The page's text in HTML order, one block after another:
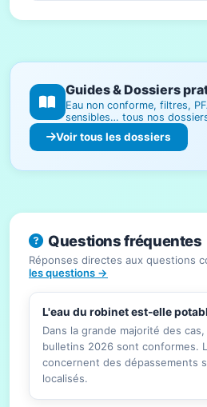
Guides & Dossiers
Eau non conforme, filtres,
sensibles… tous nos
Voir tous les dossiers
Questions fréquentes
Réponses directes aux questions
les questions →
L'eau du robinet est-elle
Dans la grande majorité des
bulletins 2026 sont conformes.
concernent des dépassements
localisés.